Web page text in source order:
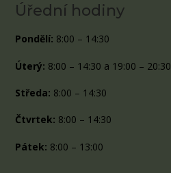
Úřední hodiny
Pondělí: 8:00 – 14:30
Úterý: 8:00 – 14:30 a 19:00 – 20:30
Středa: 8:00 – 14:30
Čtvrtek: 8:00 – 14:30
Pátek: 8:00 – 13:00